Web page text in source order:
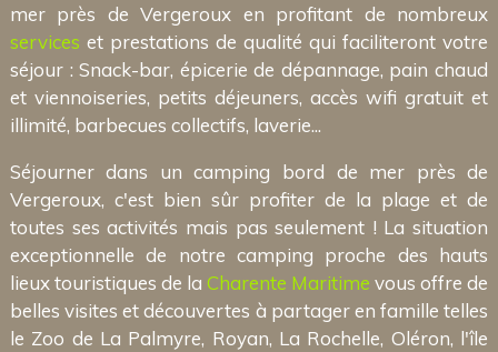
mer près de Vergeroux en profitant de nombreux
services et prestations de qualité qui faciliteront votre
séjour : Snack-bar, épicerie de dépannage, pain chaud
et viennoiseries, petits déjeuners, accès wifi gratuit et
illimité, barbecues collectifs, laverie...
Séjourner dans un camping bord de mer près de
Vergeroux, c'est bien sûr profiter de la plage et de
toutes ses activités mais pas seulement ! La situation
exceptionnelle de notre camping proche des hauts
lieux touristiques de la Charente Maritime vous offre de
belles visites et découvertes à partager en famille telles
le Zoo de La Palmyre, Royan, La Rochelle, Oléron, l'île